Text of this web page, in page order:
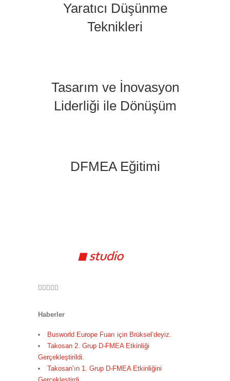
Yaratıcı Düşünme
Teknikleri
Tasarım ve İnovasyon
Liderliği ile Dönüşüm
DFMEA Eğitimi
Haberler
Busworld Europe Fuarı için Brüksel’deyiz.
Takosan 2. Grup D-FMEA Etkinliği
Gerçekleştirildi.
Takosan’ın 1. Grup D-FMEA Etkinliğini